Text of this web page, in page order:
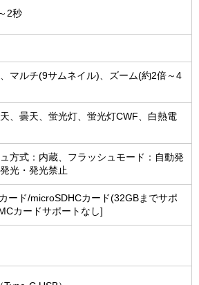
2秒
マルチ(9サムネイル)、ズーム(約2倍～4
、曇天、蛍光灯、蛍光灯CWF、白熱電
方式：内蔵、フラッシュモード：自動発
光・発光禁止
ード/microSDHCカード(32GBまでサポ
カードサポートなし]